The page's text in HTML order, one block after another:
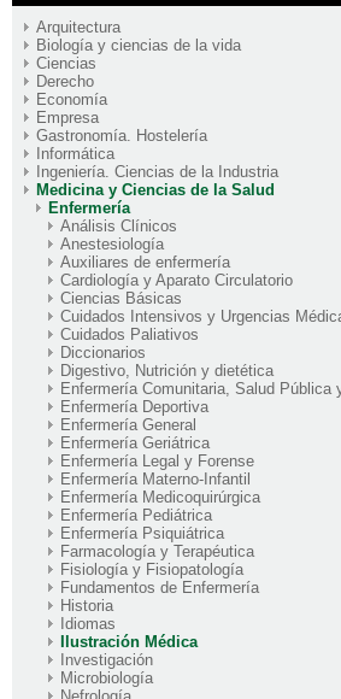
Arquitectura
Biología y ciencias de la vida
Ciencias
Derecho
Economía
Empresa
Gastronomía. Hostelería
Informática
Ingeniería. Ciencias de la Industria
Medicina y Ciencias de la Salud
Enfermería
Análisis Clínicos
Anestesiología
Auxiliares de enfermería
Cardiología y Aparato Circulatorio
Ciencias Básicas
Cuidados Intensivos y Urgencias
Cuidados Paliativos
Diccionarios
Digestivo, Nutrición y dietética
Enfermería Comunitaria, Salud Pública
Enfermería Deportiva
Enfermería General
Enfermería Geriátrica
Enfermería Legal y Forense
Enfermería Materno-Infantil
Enfermería Medicoquirúrgica
Enfermería Pediátrica
Enfermería Psiquiátrica
Farmacología y Terapéutica
Fisiología y Fisiopatología
Fundamentos de Enfermería
Historia
Idiomas
Ilustración Médica
Investigación
Microbiología